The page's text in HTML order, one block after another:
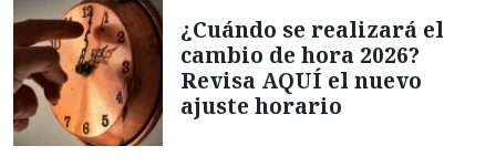
¿Cuándo se realizará el
cambio de hora 2026?
Revisa AQUÍ el nuevo
ajuste horario